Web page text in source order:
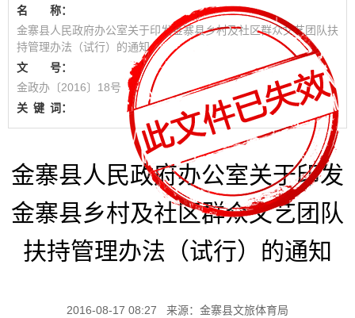
名 称：
金寨县人民政府办公室关于印发金寨县乡村及社区群众文艺团队扶
持管理办法（试行）的通知
文 号：
金政办〔2016〕18号
关 键 词：
金寨县人民政府办公室关于印发
金寨县乡村及社区群众文艺团队
扶持管理办法（试行）的通知
2016-08-17 08:27
来源：金寨县文旅体育局